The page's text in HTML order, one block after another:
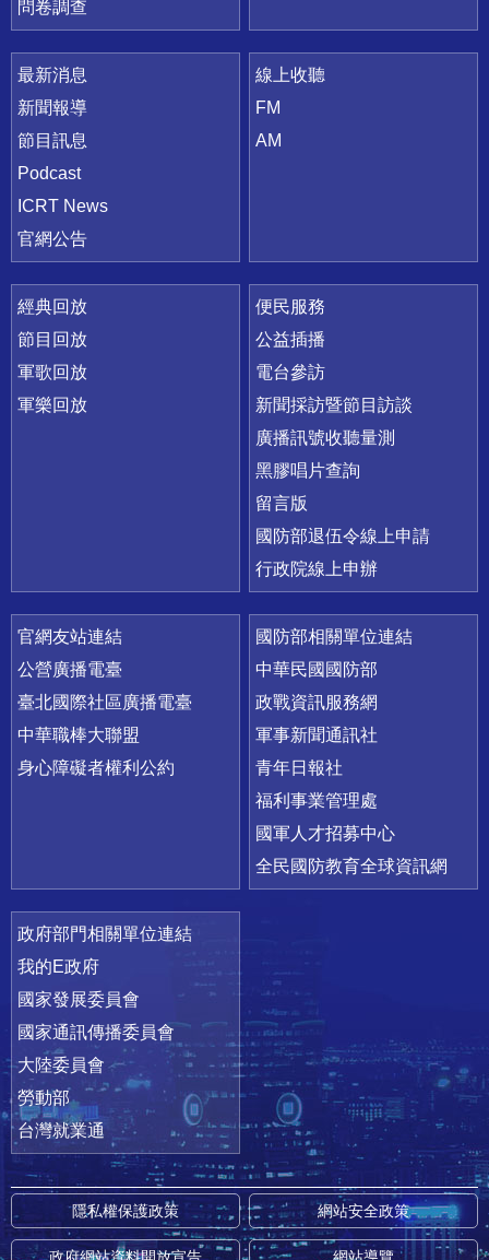
問卷調查
最新消息
新聞報導
節目訊息
Podcast
ICRT News
官網公告
線上收聽
FM
AM
經典回放
節目回放
軍歌回放
軍樂回放
便民服務
公益插播
電台參訪
新聞採訪暨節目訪談
廣播訊號收聽量測
黑膠唱片查詢
留言版
國防部退伍令線上申請
行政院線上申辦
官網友站連結
公營廣播電臺
臺北國際社區廣播電臺
中華職棒大聯盟
身心障礙者權利公約
國防部相關單位連結
中華民國國防部
政戰資訊服務網
軍事新聞通訊社
青年日報社
福利事業管理處
國軍人才招募中心
全民國防教育全球資訊網
政府部門相關單位連結
我的E政府
國家發展委員會
國家通訊傳播委員會
大陸委員會
勞動部
台灣就業通
隱私權保護政策 網站安全政策